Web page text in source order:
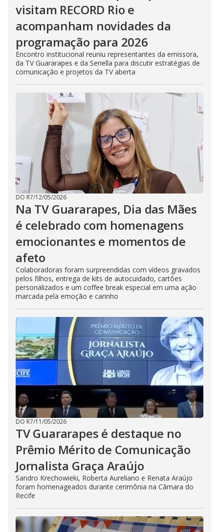
visitam RECORD Rio e
acompanham novidades da
programação para 2026
Encontro institucional reuniu representantes da emissora,
da TV Guararapes e da Seriella para discutir estratégias de
comunicação e projetos da TV aberta
DO R7/12/05/2026
Na TV Guararapes, Dia das Mães
é celebrado com homenagens
emocionantes e momentos de
afeto
Colaboradoras foram surpreendidas com vídeos gravados
pelos filhos, entrega de kits de autocuidado, cartões
personalizados e um coffee break especial em uma ação
marcada pela emoção e carinho
DO R7/11/05/2026
TV Guararapes é destaque no
Prêmio Mérito de Comunicação
Jornalista Graça Araújo
Sandro Krechowieki, Roberta Aureliano e Renata Araújo
foram homenageados durante cerimônia na Câmara do
Recife